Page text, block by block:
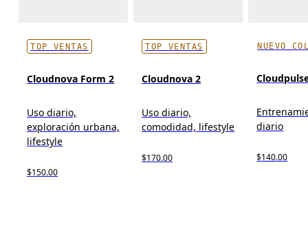
TOP VENTAS
Cloudnova Form 2
Uso diario,
exploración urbana,
lifestyle
$150.00
TOP VENTAS
Cloudnova 2
Uso diario,
comodidad, lifestyle
$170.00
NUEVO
diario
$140.00